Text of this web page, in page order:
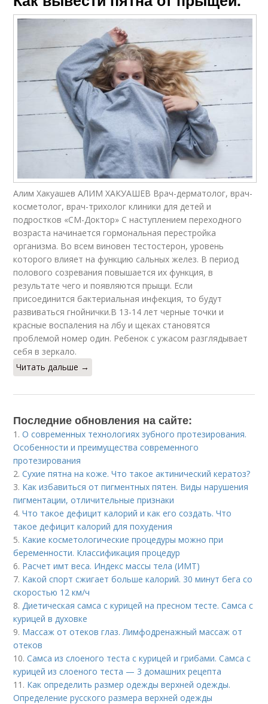
Алим Хакуашев АЛИМ ХАКУАШЕВ Врач-дерматолог, врач-
косметолог, врач-трихолог клиники для детей и
подростков «СМ-Доктор» С наступлением переходного
возраста начинается гормональная перестройка
организма. Во всем виновен тестостерон, уровень
которого влияет на функцию сальных желез. В период
полового созревания повышается их функция, в
результате чего и появляются прыщи. Если
присоединится бактериальная инфекция, то будут
развиваться гнойнички.В 13-14 лет черные точки и
красные воспаления на лбу и щеках становятся
проблемой номер один. Ребенок с ужасом разглядывает
себя в зеркало.
Читать дальше →
Последние обновления на сайте:
1.О современных технологиях зубного протезирования.
Особенности и преимущества современного
протезирования
2.Сухие пятна на коже. Что такое актинический кератоз?
3. Как избавиться от пигментных пятен. Виды нарушения
пигментации, отличительные признаки
4.Что такое дефицит калорий и как его создать. Что
такое дефицит калорий для похудения
5. Какие косметологические процедуры можно при
беременности. Классификация процедур
6. Расчет имт веса. Индекс массы тела (ИМТ)
7. Какой спорт сжигает больше калорий. 30 минут бега со
скоростью 12 км/ч
8. Диетическая самса с курицей на пресном тесте. Самса с
курицей в духовке
9. Массаж от отеков глаз. Лимфодренажный массаж от
отеков
10.Самса из слоеного теста с курицей и грибами. Самса с
курицей из слоеного теста — 3 домашних рецепта
11. Как определить размер одежды верхней одежды.
Определение русского размера верхней одежды